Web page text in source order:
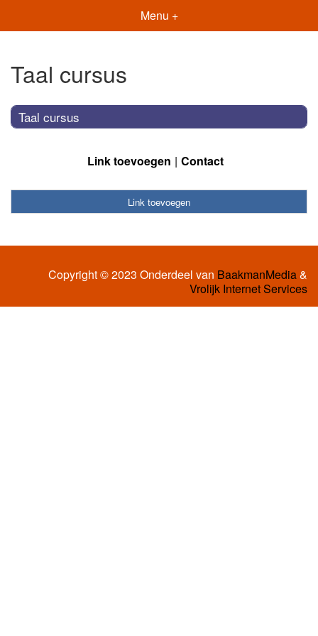
Menu +
Taal cursus
Taal cursus
Link toevoegen Contact
Link toevoegen
Copyright © 2023 Onderdeel van BaakmanMedia&
Vrolijk Internet Services